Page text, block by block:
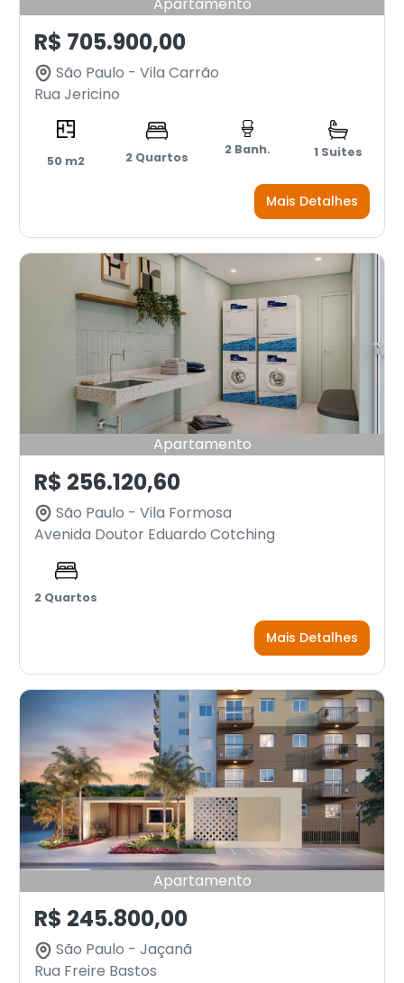
R$ 705.900,00
São Paulo - Vila Carrão
Rua Jericino
50 m2 2 Quartos
2 Banh. 1 Suites
Mais Detalhes
Apartamento
R$ 256.120,60
São Paulo - Vila Formosa
Avenida Doutor Eduardo Cotching
2 Quartos
Mais Detalhes
Apartamento
R$ 245.800,00
São Paulo - Jaçanã
Rua Freire Bastos